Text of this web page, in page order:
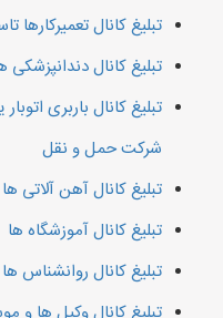
تبلیغ کانال تعمیرکارها
تبلیغ کانال
تبلیغ کانال باربری
شرکت حمل و نقل
تبلیغ کانال آهن آلاتی ها
تبلیغ کانال آموزشگاه ها
تبلیغ کانال روانشناس